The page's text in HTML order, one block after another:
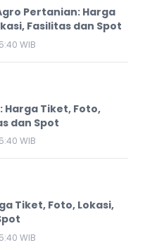
Pertanian: Harga
Fasilitas dan Spot
WIB
Harga Tiket, Foto,
dan Spot
WIB
Tiket, Foto, Lokasi,
WIB